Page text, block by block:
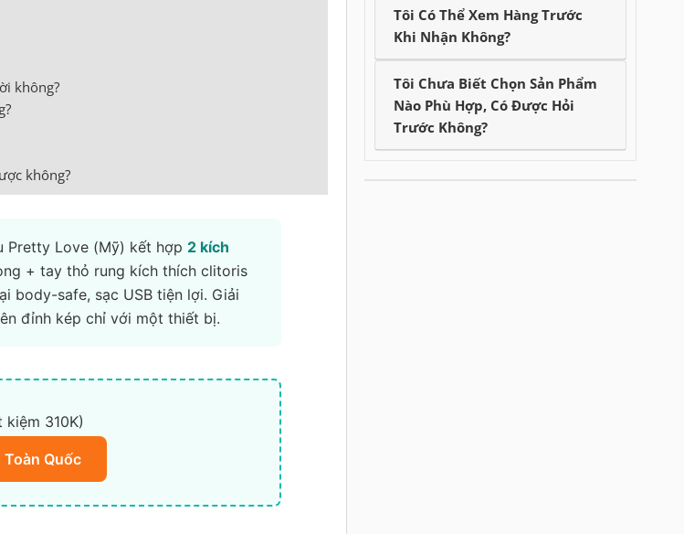
không?
không?
Pretty Love (Mỹ) kết hợp 2 kích
+ tay thỏ rung kích thích clitoris
body-safe, sạc USB tiện lợi. Giải
đỉnh kép chỉ với một thiết bị.
kiệm 310K)
Toàn Quốc
Tôi Có Thể Xem Hàng Trước
Khi Nhận Không?
Tôi Chưa Biết Chọn Sản Phẩm
Nào Phù Hợp, Có Được Hỏi
Trước Không?